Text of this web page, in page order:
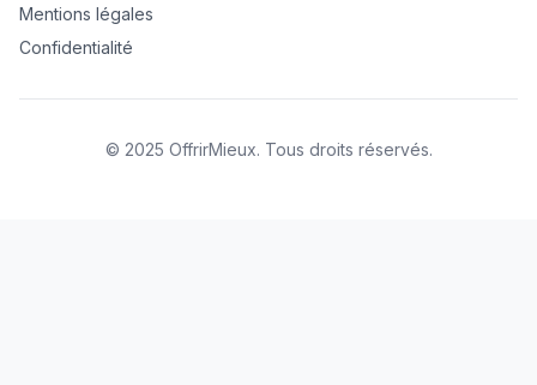
Mentions légales
Confidentialité
© 2025 OffrirMieux. Tous droits réservés.